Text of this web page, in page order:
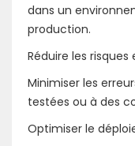
dans un
production.
Réduire les
Minimiser les
testées ou à des
Optimiser le